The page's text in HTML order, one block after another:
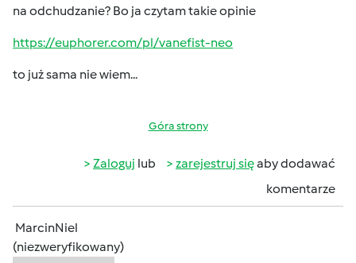
na odchudzanie? Bo ja czytam takie opinie
https://euphorer.com/pl/vanefist-neo
to już sama nie wiem...
Góra strony
Zaloguj lub zarejestruj sięaby dodawać
komentarze
MarcinNiel
(niezweryfikowany)